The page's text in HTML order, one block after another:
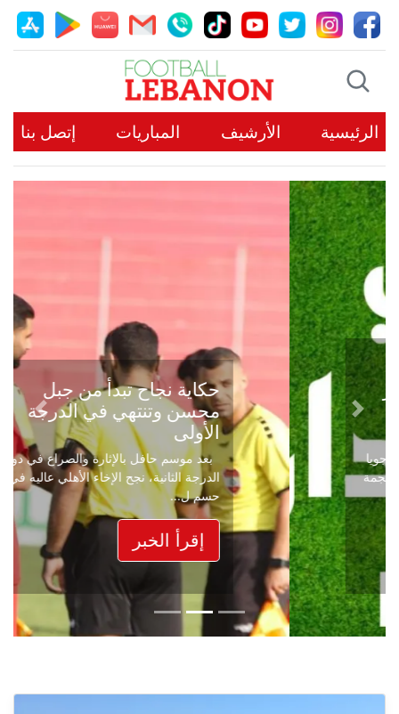
الرئيسية الأرشيف المباريات إتصل بنا
حكاية نجاح تبدأ من جبل
محسن وتنتهي في الدرجة
الأولى
بعد موسم حافل بالإثارة والصراع في دوري
الدرجة الثانية، نجح الإخاء الأهلي عاليه في
حسم ل...
إقرأ الخبر
Previous
Next